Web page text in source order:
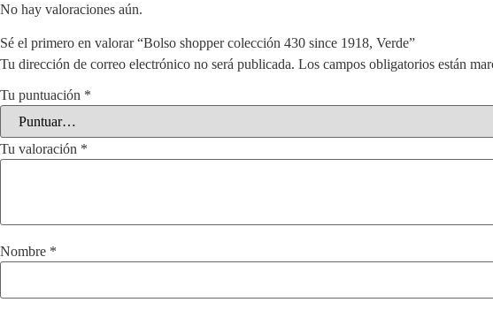
No hay valoraciones aún.
Sé el primero en valorar “Bolso shopper colección 430 since 1918, Verde”
Tu dirección de correo electrónico no será publicada. Los campos obligatorios están
Tu puntuación *
Tu valoración *
Nombre *